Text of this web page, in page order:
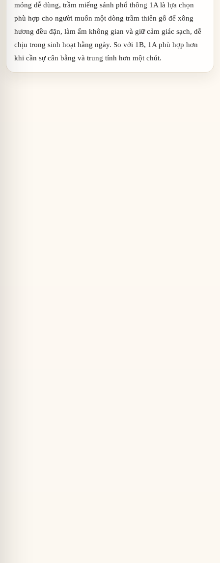
mỏng dễ dùng, trầm miếng sánh phổ thông 1A là lựa chọn
phù hợp cho người muốn một dòng trầm thiên gỗ để xông
hương đều đặn, làm ấm không gian và giữ cảm giác sạch, dễ
chịu trong sinh hoạt hằng ngày. So với 1B, 1A phù hợp hơn
khi cần sự cân bằng và trung tính hơn một chút.